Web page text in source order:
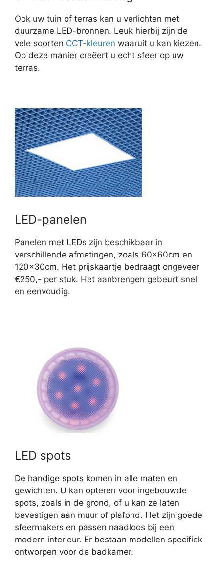
Ook uw tuin of terras kan u verlichten met
duurzame LED-bronnen. Leuk hierbij zijn de
vele soorten CCT-kleuren waaruit u kan kiezen.
Op deze manier creëert u echt sfeer op uw
terras.
LED-panelen
Panelen met LEDs zijn beschikbaar in
verschillende afmetingen, zoals 60x60cm en
120x30cm. Het prijskaartje bedraagt ongeveer
€250,- per stuk. Het aanbrengen gebeurt snel
en eenvoudig.
LED spots
De handige spots komen in alle maten en
gewichten. U kan opteren voor ingebouwde
spots, zoals in de grond, of u kan ze laten
bevestigen aan muur of plafond. Het zijn goede
sfeermakers en passen naadloos bij een
modern interieur. Er bestaan modellen specifiek
ontworpen voor de badkamer.